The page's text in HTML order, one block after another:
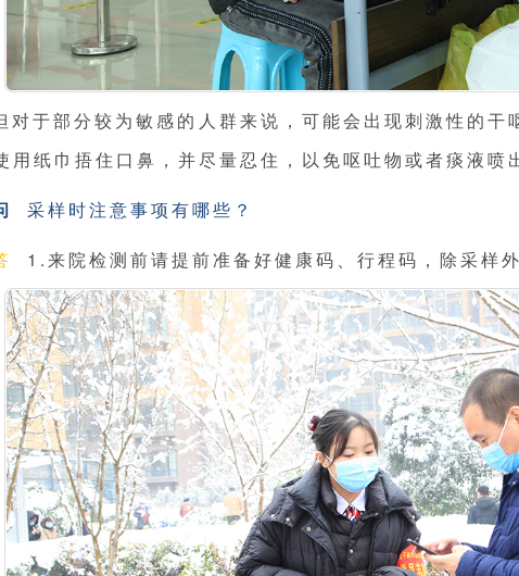
对于部分较为敏感的人群来说，可能会出现刺激性的干
用纸巾捂住口鼻，并尽量忍住，以免呕吐物或者痰液喷
采样时注意事项有哪些？
1.来院检测前请提前准备好健康码、行程码，除采样